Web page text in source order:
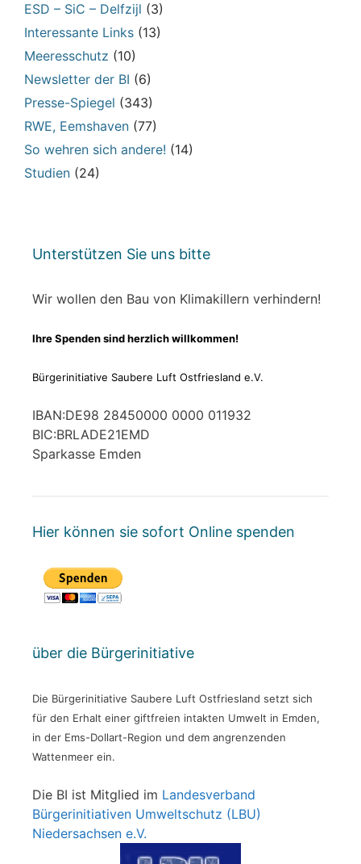
ESD – SiC – Delfzijl (3)
Interessante Links (13)
Meeresschutz (10)
Newsletter der BI (6)
Presse-Spiegel (343)
RWE, Eemshaven (77)
So wehren sich andere! (14)
Studien (24)
Unterstützen Sie uns bitte
Wir wollen den Bau von Klimakillern verhindern!
Ihre Spenden sind herzlich willkommen!
Bürgerinitiative Saubere Luft Ostfriesland e.V.
IBAN:DE98 28450000 0000 011932
BIC:BRLADE21EMD
Sparkasse Emden
Hier können sie sofort Online spenden
über die Bürgerinitiative
Die Bürgerinitiative Saubere Luft Ostfriesland setzt sich
für den Erhalt einer giftfreien intakten Umwelt in Emden,
in der Ems-Dollart-Region und dem angrenzenden
Wattenmeer ein.
Die BI ist Mitglied im Landesverband
Bürgerinitiativen Umweltschutz (LBU)
Niedersachsen e.V.